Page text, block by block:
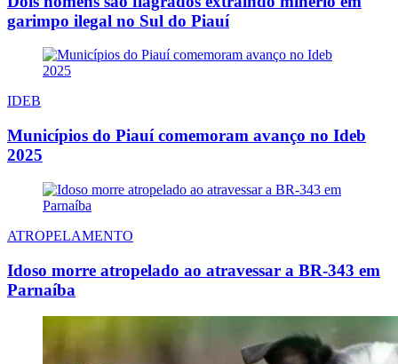
garimpo ilegal no Sul do Piauí
IDEB
Municípios do Piauí comemoram avanço no Ideb
2025
ATROPELAMENTO
Idoso morre atropelado ao atravessar a BR-343 em
Parnaíba